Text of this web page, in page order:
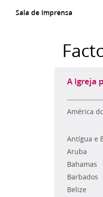
Sala de Imprensa
A Igreja
América
Antígua e
Aruba
Bahamas
Barbados
Belize